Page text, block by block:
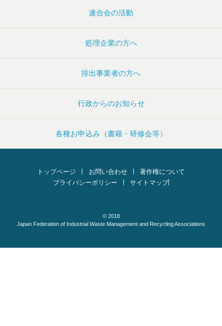
連合会の活動
処理企業の方へ
排出事業者の方へ
行政からのお知らせ
各種お申込み（書籍・研修会等）
トップページ お問い合わせ
著作権について
プライバシーポリシー
サイトマップ
© 2018
Japan Federation of Industrial Waste Management and Recycling Associations